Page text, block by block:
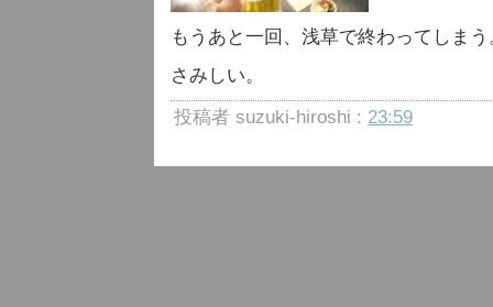
もうあと一回、浅草で終わってしまう
さみしい。
投稿者 suzuki-hiroshi : 23:59